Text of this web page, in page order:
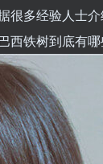
很多经验人士
西铁树到底有